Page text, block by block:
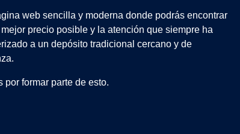
web sencilla y moderna donde podrás encontrar
precio posible y la atención que siempre ha
a un depósito tradicional cercano y de
por formar parte de esto.